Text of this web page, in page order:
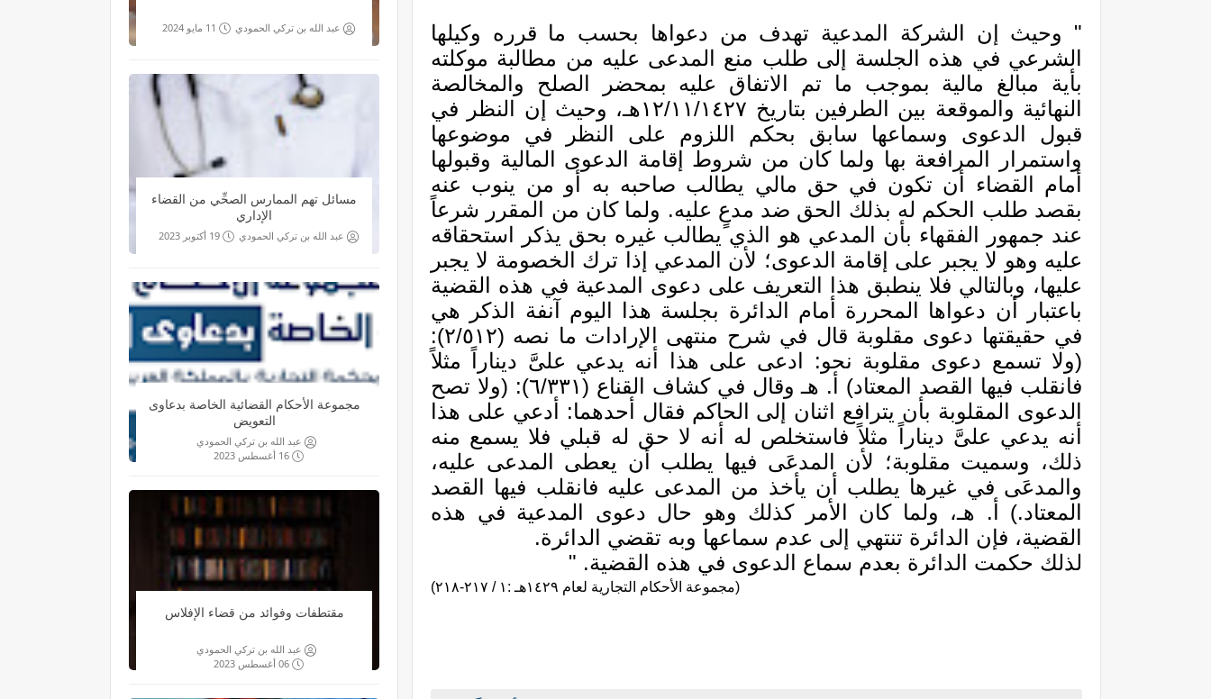
" وحيث إن الشركة المدعية تهدف من دعواها بحسب ما قرره وكيلها
الشرعي في هذه الجلسة إلى طلب منع المدعى عليه من مطالبة موكلته
بأية مبالغ مالية بموجب ما تم الاتفاق عليه بمحضر الصلح والمخالصة
النهائية والموقعة بين الطرفين بتاريخ ١٢/١١/١٤٢٧هـ، وحيث إن النظر في
قبول الدعوى وسماعها سابق بحكم اللزوم على النظر في موضوعها
واستمرار المرافعة بها ولما كان من شروط إقامة الدعوى المالية وقبولها
أمام القضاء أن تكون في حق مالي يطالب صاحبه به أو من ينوب عنه
بقصد طلب الحكم له بذلك الحق ضد مدعٍ عليه. ولما كان من المقرر شرعاً
عند جمهور الفقهاء بأن المدعي هو الذي يطالب غيره بحق يذكر استحقاقه
عليه وهو لا يجبر على إقامة الدعوى؛ لأن المدعي إذا ترك الخصومة لا يجبر
عليها، وبالتالي فلا ينطبق هذا التعريف على دعوى المدعية في هذه القضية
باعتبار أن دعواها المحررة أمام الدائرة بجلسة هذا اليوم آنفة الذكر هي
في حقيقتها دعوى مقلوبة قال في شرح منتهى الإرادات ما نصه (٢/٥١٢):
(ولا تسمع دعوى مقلوبة نحو: ادعى على هذا أنه يدعي علىَّ ديناراً مثلاً
فانقلب فيها القصد المعتاد) أ. هـ
وقال في كشاف القناع (٦/٣٣١): (ولا تصح
الدعوى المقلوبة بأن يترافع اثنان إلى الحاكم فقال أحدهما: أدعي على هذا
أنه يدعي علىَّ ديناراً مثلاً فاستخلص له أنه لا حق له قبلي فلا يسمع منه
ذلك، وسميت مقلوبة؛ لأن المدعَى فيها يطلب أن يعطى المدعى عليه،
والمدعَى في غيرها يطلب أن يأخذ من المدعى عليه فانقلب فيها القصد
المعتاد.) أ. هـ، ولما كان الأمر كذلك وهو حال دعوى المدعية في هذه
القضية، فإن الدائرة تنتهي إلى عدم سماعها وبه تقضي الدائرة.
لذلك حكمت الدائرة بعدم سماع الدعوى في هذه القضية. "
(مجموعة الأحكام التجارية لعام ١٤٢٩هـ :١ / ٢١٧-٢١٨)
عبد الله بن تركي الحمودي 11 مايو 2024
مسائل تهم الممارس الصحِّي من القضاء
الإداري
عبد الله بن تركي الحمودي 19 أكتوبر 2023
مجموعة الأحكام القضائية الخاصة بدعاوى
التعويض
عبد الله بن تركي الحمودي
16 أغسطس 2023
مقتطفات وفوائد من قضاء الإفلاس
عبد الله بن تركي الحمودي
06 أغسطس 2023